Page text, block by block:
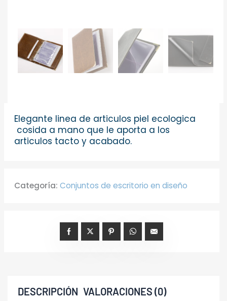
Elegante linea de articulos piel ecologica
cosida a mano que le aporta a los
articulos tacto y acabado.
Categoría: Conjuntos de escritorio en diseño
DESCRIPCIÓN VALORACIONES (0)